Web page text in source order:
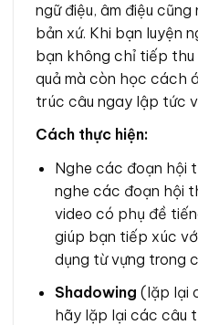
ngữ điệu, âm điệu
bản xứ. Khi bạn luyện
bạn không chỉ tiếp
quả mà còn học cách
trúc câu ngay lập tức
Cách thực hiện:
Nghe các đoạn hội
nghe các đoạn hội
video có phụ đề
giúp bạn tiếp xúc
dụng từ vựng trong
Shadowing (lặp lại
hãy lặp lại các câu